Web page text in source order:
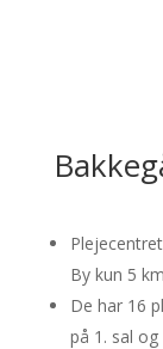
By kun 5
De har 16
på 1. sal